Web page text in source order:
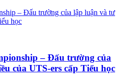
– Đấu trường của
của UTS-ers cấp Tiểu học